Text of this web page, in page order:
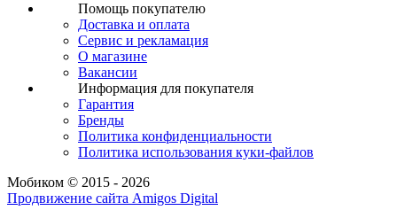
Помощь покупателю
Доставка и оплата
Сервис и рекламация
О магазине
Вакансии
Информация для покупателя
Гарантия
Бренды
Политика конфиденциальности
Политика использования куки-файлов
Мобиком © 2015 - 2026
Продвижение сайта Amigos Digital